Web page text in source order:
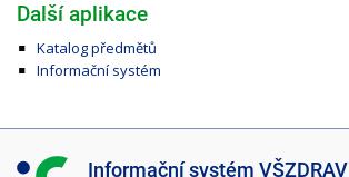
Další aplikace
Katalog předmětů
Informační systém
I Informační systém VŠZDRAV